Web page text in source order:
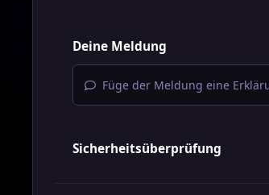
Deine Meldung
Füge der Meldung eine
Sicherheitsüberprüfung